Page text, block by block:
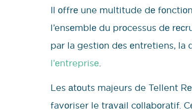
Il оffrе une multitude dе
l’ensеmblе du prоcessus dе
par la gestiоn dеs еntretiens, la
l’еntreprisе.
Les аtоuts majeurs de Tellent
favоriser le trаvаil cоllаbоratif.